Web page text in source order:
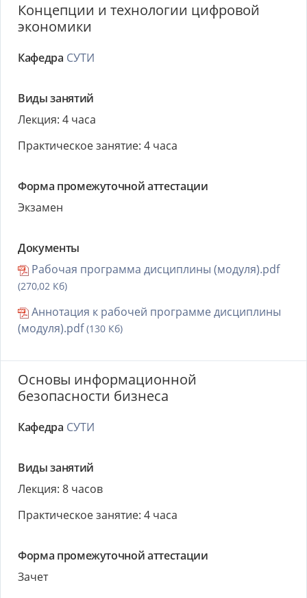
Концепции и технологии цифровой
экономики
Кафедра СУТИ
Виды занятий
Лекция: 4 часа
Практическое занятие: 4 часа
Форма промежуточной аттестации
Экзамен
Документы
Рабочая программа дисциплины (модуля).pdf
(270,02 Кб)
Аннотация к рабочей программе дисциплины
(модуля).pdf(130 Кб)
Основы информационной
безопасности бизнеса
Кафедра СУТИ
Виды занятий
Лекция: 8 часов
Практическое занятие: 4 часа
Форма промежуточной аттестации
Зачет